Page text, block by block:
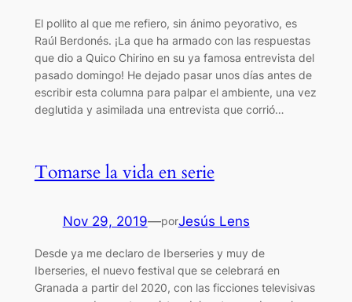
El pollito al que me refiero, sin ánimo peyorativo, es
Raúl Berdonés. ¡La que ha armado con las respuestas
que dio a Quico Chirino en su ya famosa entrevista del
pasado domingo! He dejado pasar unos días antes de
escribir esta columna para palpar el ambiente, una vez
deglutida y asimilada una entrevista que corrió…
Tomarse la vida en serie
Nov 29, 2019—porJesús Lens
Desde ya me declaro de Iberseries y muy de
Iberseries, el nuevo festival que se celebrará en
Granada a partir del 2020, con las ficciones televisivas